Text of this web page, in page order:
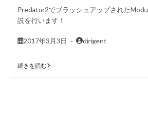
Predator2でブラッシュアップされた
説を行います！
2017年3月3日 dirigent
続きを読む